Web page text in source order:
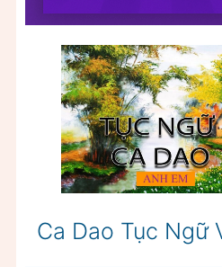
Ca Dao Tục Ngữ